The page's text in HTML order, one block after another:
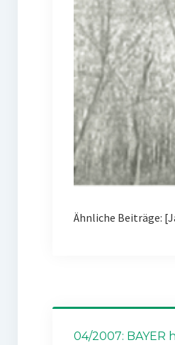
Ähnliche Beiträge:
04/2007: BAYER